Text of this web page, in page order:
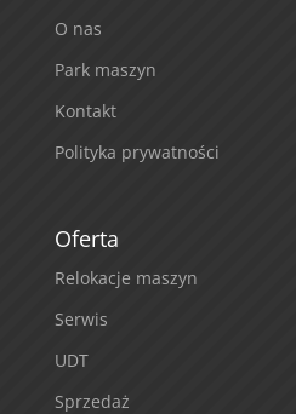
O nas
Park maszyn
Kontakt
Polityka prywatności
Oferta
Relokacje maszyn
Serwis
UDT
Sprzedaż